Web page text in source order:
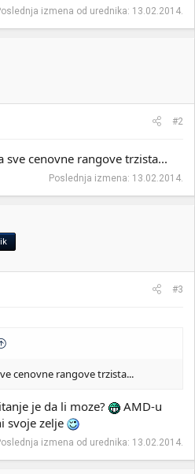
izmena od urednika: 13.02.2014.
#2
sve cenovne rangove trzista...
Poslednja izmena: 13.02.2014.
#3
cenovne rangove trzista...
je da li moze?
AMD-u
svoje zelje
izmena od urednika: 13.02.2014.